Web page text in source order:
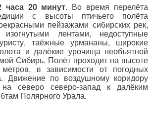
часа 20 минут. Во время перелёта
с высоты птичьего полёта
пейзажами сибирских рек,
лентами, недоступные
таёжные урмананы, широкие
и далёкие урочища необъятной
Сибирь. Полёт проходит на высоте
в зависимости от погодных
Движение по воздушному коридору
на северо северо-запад к далёким
Полярного Урала.